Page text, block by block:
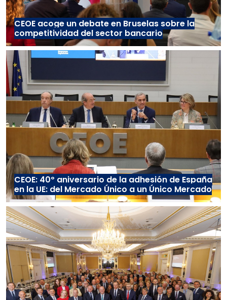
CEOE acoge un debate en Bruselas sobre la
competitividad del sector bancario
CEOE: 40º aniversario de la adhesión de España
en la UE: del Mercado Único a un Único Mercado